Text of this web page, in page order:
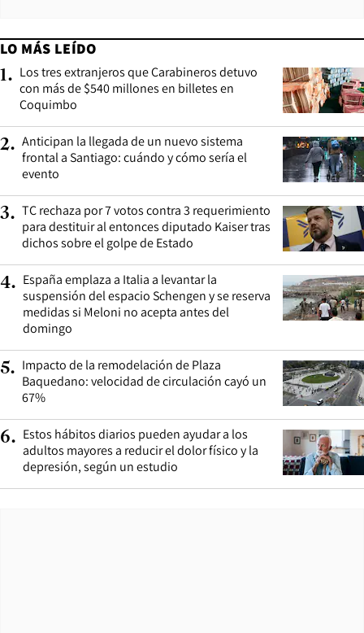
LO MÁS LEÍDO
1. Los tres extranjeros que Carabineros detuvo
con más de $540 millones en billetes en
Coquimbo
2. Anticipan la llegada de un nuevo sistema
frontal a Santiago: cuándo y cómo sería el
evento
3. TC rechaza por 7 votos contra 3 requerimiento
para destituir al entonces diputado Kaiser tras
dichos sobre el golpe de Estado
4. España emplaza a Italia a levantar la
suspensión del espacio Schengen y se reserva
medidas si Meloni no acepta antes del
domingo
5. Impacto de la remodelación de Plaza
Baquedano: velocidad de circulación cayó un
67%
6. Estos hábitos diarios pueden ayudar a los
adultos mayores a reducir el dolor físico y la
depresión, según un estudio